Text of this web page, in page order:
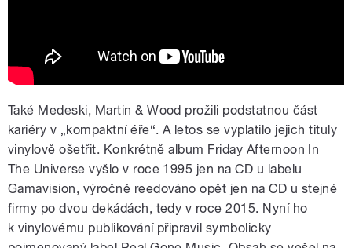
Také Medeski, Martin & Wood prožili podstatnou část
kariéry v „kompaktní éře“. A letos se vyplatilo jejich tituly
vinylově ošetřit. Konkrétně album Friday Afternoon In
The Universe vyšlo v roce 1995 jen na CD u labelu
Gamavision, výročně reedováno opět jen na CD u stejné
firmy po dvou dekádách, tedy v roce 2015. Nyní ho
k vinylovému publikování připravil symbolicky